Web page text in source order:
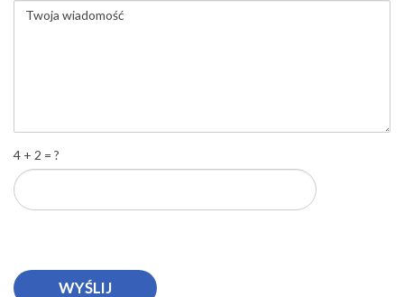
4 + 2 = ?